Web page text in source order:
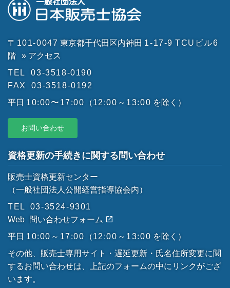
〒101-0047 東京都千代田区内神田 1-17-9 TCUビル6
階
» アクセス
TEL
03-3518-0190
FAX
03-3518-0192
平日 10:00〜17:00 （12:00～13:00 を除く）
お問い合わせ
資格更新の手続きに関する問い合わせ
販売士資格更新センター
（一般社団法人公開経営指導協会内）
TEL
03-3524-9301
Web
問い合わせフォーム
平日 10:00～17:00 （12:00～13:00 を除く）
その他、販売士専用サイト・遅延更新・氏名住所変更に関
するお問い合わせは、上記のフォームの中にリンクがござ
います。